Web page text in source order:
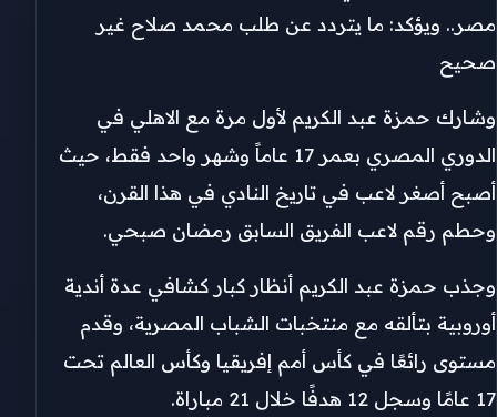
مصر.. ويؤكد: ما يتردد عن طلب محمد صلاح غير
صحيح
وشارك حمزة عبد الكريم لأول مرة مع الاهلي في
الدوري المصري بعمر 17 عاماً وشهر واحد فقط، حيث
أصبح أصغر لاعب في تاريخ النادي في هذا القرن،
وحطم رقم لاعب الفريق السابق رمضان صبحي.
وجذب حمزة عبد الكريم أنظار كبار كشافي عدة أندية
أوروبية بتألقه مع منتخبات الشباب المصرية، وقدم
مستوى رائعًا في كأس أمم إفريقيا وكأس العالم تحت
17 عامًا وسجل 12 هدفًا خلال 21 مباراة.